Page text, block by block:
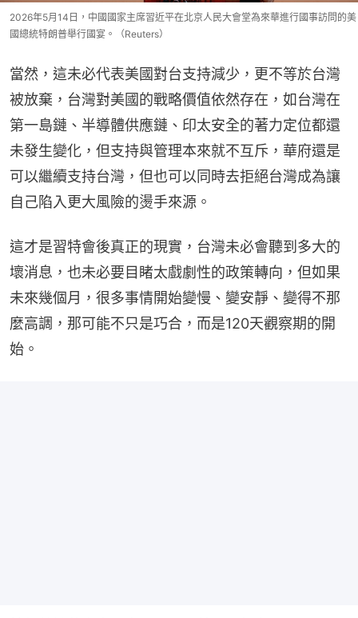
2026年5月14日，中國國家主席習近平在北京人民大會堂為來華進行國事訪問的美
國總統特朗普舉行國宴。（Reuters）
當然，這未必代表美國對台支持減少，更不等於台灣
被放棄，台灣對美國的戰略價值依然存在，如台灣在
第一島鏈、半導體供應鏈、印太安全的著力定位都還
未發生變化，但支持與管理本來就不互斥，華府還是
可以繼續支持台灣，但也可以同時去拒絕台灣成為讓
自己陷入更大風險的燙手來源。
這才是習特會後真正的現實，台灣未必會聽到多大的
壞消息，也未必要目睹太戲劇性的政策轉向，但如果
未來幾個月，很多事情開始變慢、變安靜、變得不那
麼高調，那可能不只是巧合，而是120天觀察期的開
始。